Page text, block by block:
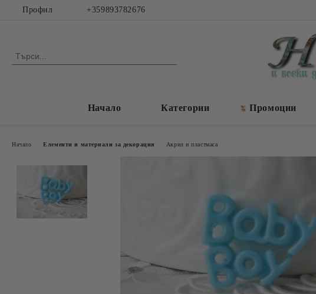
Профил +359893782676
Начало Категории Промоции
Начало Елементи и материали за декорация Акрил и пластмаса